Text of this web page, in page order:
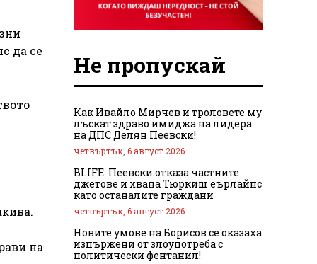
да се
на
Не пропускай
Как Ивайло Мирчев и троловете му
лъскат здраво имиджа на лидера
на ДПС Делян Пеевски!
четвъртък, 6 август 2026
BLIFE: Пеевски отказа частните
джетове и хвана Тюркиш еърлайнс
като останалите граждани
четвъртък, 6 август 2026
Новите умове на Борисов се оказаха
изпържени от злоупотреба с
политически фентанил!